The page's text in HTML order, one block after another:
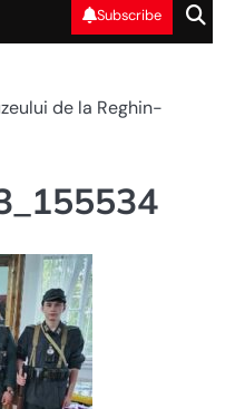
Subscribe
de la Reghin-